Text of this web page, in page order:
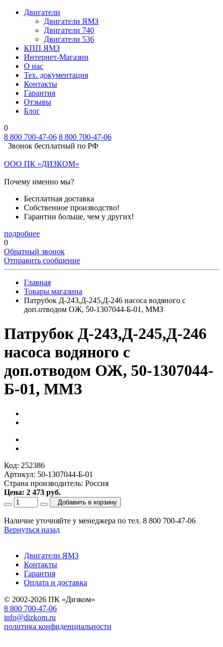
Двигатели
Двигатели ЯМЗ
Двигатели 740
Двигатели 536
КПП ЯМЗ
Интернет-Магазин
О нас
Тех. документация
Контакты
Гарантия
Отзывы
Блог
0
8 800 700-47-06 8 800 700-47-06
Звонок бесплатный по РФ
ООО ПК «ДИЗКОМ»
Почему именно мы?
Бесплатная доставка
Собственное производство!
Гарантии больше, чем у других!
подробнее
0
Обратный звонок
Отправить сообщение
Главная
Товары магазина
Патрубок Д-243,Д-245,Д-246 насоса водяного с
доп.отводом ОЖ, 50-1307044-Б-01, ММЗ
Патрубок Д-243,Д-245,Д-246
насоса водяного с
доп.отводом ОЖ, 50-1307044-
Б-01, ММЗ
Код: 252386
Артикул: 50-1307044-Б-01
Страна производитель: Россия
Цена: 2 473 руб.
Добавить в корзину
Наличие уточняйте у менеджера по тел. 8 800 700-47-06
Вернуться назад
Двигатели ЯМЗ
Контакты
Гарантия
Оплата и доставка
© 2002-2026 ПК «Дизком»
8 800 700-47-06
info@dizkom.ru
политика конфиденциальности